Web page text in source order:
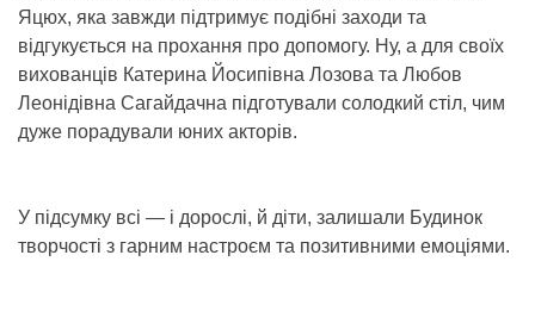
Яцюх, яка завжди підтримує подібні заходи та
відгукується на прохання про допомогу. Ну, а для своїх
вихованців Катерина Йосипівна Лозова та Любов
Леонідівна Сагайдачна підготували солодкий стіл, чим
дуже порадували юних акторів.
У підсумку всі — і дорослі, й діти, залишали Будинок
творчості з гарним настроєм та позитивними емоціями.